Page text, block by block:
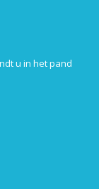
u in het pand